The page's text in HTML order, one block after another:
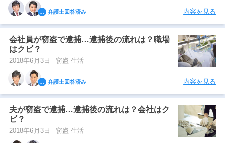
弁護士回答済み 内容を見る
会社員が窃盗で逮捕…逮捕後の流れは？職場
はクビ？
2018年6月3日 窃盗 生活
弁護士回答済み 内容を見る
夫が窃盗で逮捕…逮捕後の流れは？会社はク
ビ？
2018年6月3日 窃盗 生活